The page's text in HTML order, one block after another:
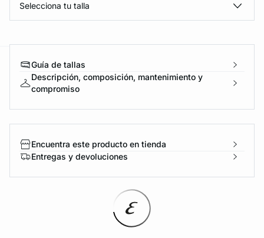
Selecciona tu talla
Guía de tallas
Descripción, composición, mantenimiento y
compromiso
Encuentra este producto en tienda
Entregas y devoluciones